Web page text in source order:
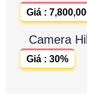
Giá :
Camera
Giá : 30%